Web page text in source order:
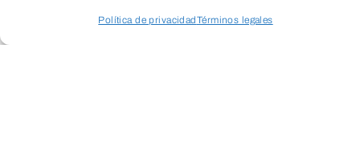
Política de privacidadTérminos legales